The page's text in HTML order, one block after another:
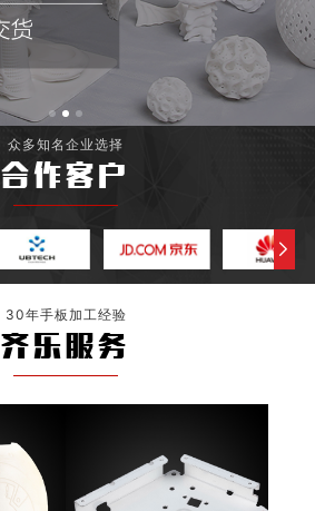
众多知名企业选择
合作客户
30年手板加工经验
齐乐服务